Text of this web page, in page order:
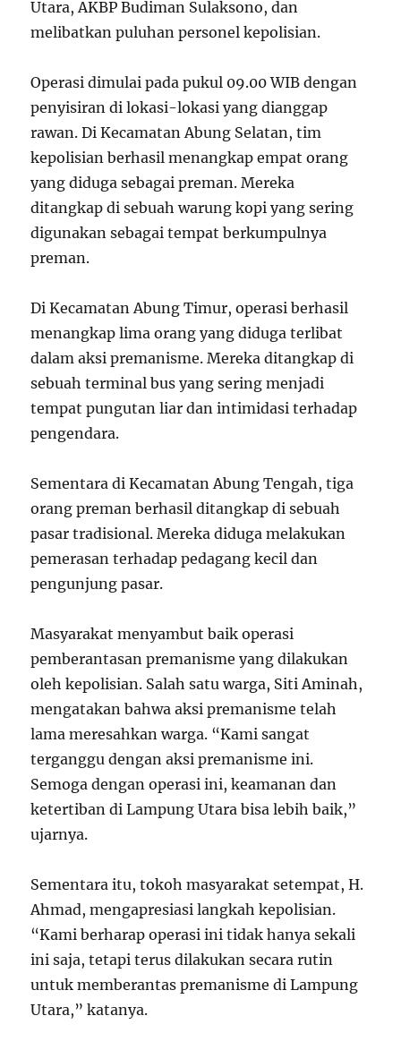
Utara, AKBP Budiman Sulaksono, dan
melibatkan puluhan personel kepolisian.
Operasi dimulai pada pukul 09.00 WIB dengan
penyisiran di lokasi-lokasi yang dianggap
rawan. Di Kecamatan Abung Selatan, tim
kepolisian berhasil menangkap empat orang
yang diduga sebagai preman. Mereka
ditangkap di sebuah warung kopi yang sering
digunakan sebagai tempat berkumpulnya
preman.
Di Kecamatan Abung Timur, operasi berhasil
menangkap lima orang yang diduga terlibat
dalam aksi premanisme. Mereka ditangkap di
sebuah terminal bus yang sering menjadi
tempat pungutan liar dan intimidasi terhadap
pengendara.
Sementara di Kecamatan Abung Tengah, tiga
orang preman berhasil ditangkap di sebuah
pasar tradisional. Mereka diduga melakukan
pemerasan terhadap pedagang kecil dan
pengunjung pasar.
Masyarakat menyambut baik operasi
pemberantasan premanisme yang dilakukan
oleh kepolisian. Salah satu warga, Siti Aminah,
mengatakan bahwa aksi premanisme telah
lama meresahkan warga. “Kami sangat
terganggu dengan aksi premanisme ini.
Semoga dengan operasi ini, keamanan dan
ketertiban di Lampung Utara bisa lebih baik,”
ujarnya.
Sementara itu, tokoh masyarakat setempat, H.
Ahmad, mengapresiasi langkah kepolisian.
“Kami berharap operasi ini tidak hanya sekali
ini saja, tetapi terus dilakukan secara rutin
untuk memberantas premanisme di Lampung
Utara,” katanya.